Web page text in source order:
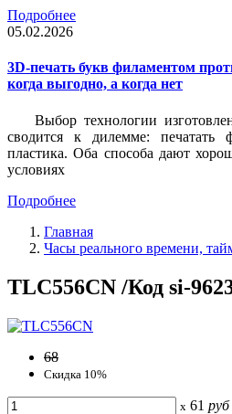
Подробнее
05.02.2026
3D-печать букв филаментом
когда выгодно, а когда нет
Выбор технологии
сводится к дилемме:
пластика. Оба способа дают
условиях
Подробнее
Главная
Часы реального времени,
TLC556CN /Код si-
68
Скидка 10%
x 61 руб